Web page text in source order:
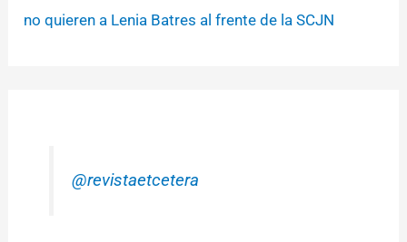
no quieren a Lenia Batres al frente de la SCJN
@revistaetcetera